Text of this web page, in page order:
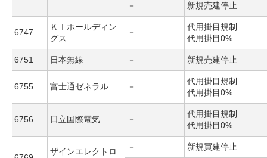
－ 新規売建停止
6747
ＫＩホールディン
グス
－
代用掛目規制
代用掛目0%
6751 日本無線 － 新規売建停止
6755 富士通ゼネラル －
代用掛目規制
代用掛目0%
6756 日立国際電気 －
代用掛目規制
代用掛目0%
ザインエレクトロ － 新規買建停止